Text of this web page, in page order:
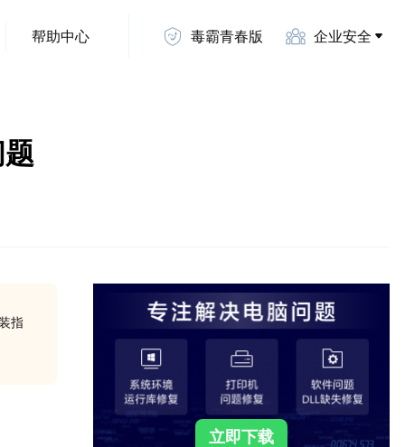
帮助中心 毒霸青春版 企业安全
指
立即下载